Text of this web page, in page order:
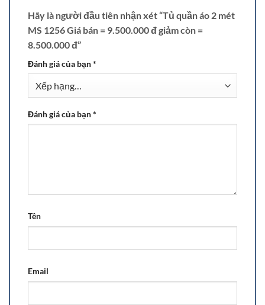
Hãy là người đầu tiên nhận xét “Tủ quần áo 2 mét
MS 1256 Giá bán = 9.500.000 đ giảm còn =
8.500.000 đ”
Đánh giá của bạn*
Đánh giá của bạn*
Tên
Email